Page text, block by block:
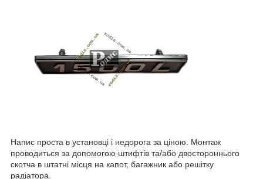
Напис проста в установці і недорога за ціною. Монтаж
проводиться за допомогою штифтів та/або двостороннього
скотча в штатні місця на капот, багажник або решітку
радіатора.